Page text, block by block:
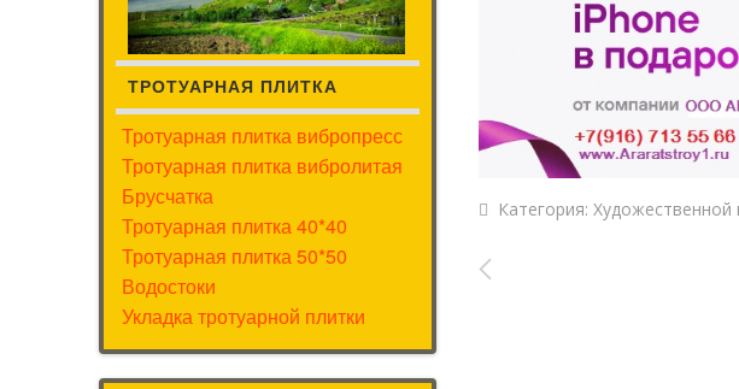
Категория: Художественной
ТРОТУАРНАЯ ПЛИТКА
Тротуарная плитка вибропресс
Тротуарная плитка вибролитая
Брусчатка
Тротуарная плитка 40*40
Тротуарная плитка 50*50
Водостоки
Укладка тротуарной плитки